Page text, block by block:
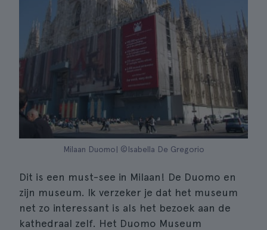
Milaan Duomo| ©Isabella De Gregorio
Dit is een must-see in Milaan! De Duomo en
zijn museum. Ik verzeker je dat het museum
net zo interessant is als het bezoek aan de
kathedraal zelf. Het Duomo Museum